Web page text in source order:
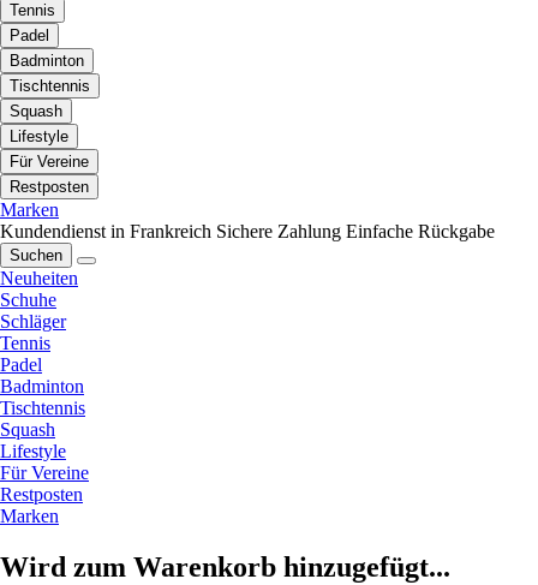
Tennis
Padel
Badminton
Tischtennis
Squash
Lifestyle
Für Vereine
Restposten
Marken
Kundendienst in Frankreich Sichere Zahlung Einfache Rückgabe
Suchen
Neuheiten
Schuhe
Schläger
Tennis
Padel
Badminton
Tischtennis
Squash
Lifestyle
Für Vereine
Restposten
Marken
Wird zum Warenkorb hinzugefügt...